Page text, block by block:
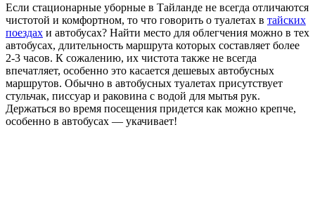
Если стационарные уборные в Тайланде не всегда отличаются
чистотой и комфортном, то что говорить о туалетах в тайских
поездах и автобусах? Найти место для облегчения можно в тех
автобусах, длительность маршрута которых составляет более
2-3 часов. К сожалению, их чистота также не всегда
впечатляет, особенно это касается дешевых автобусных
маршрутов. Обычно в автобусных туалетах присутствует
стульчак, писсуар и раковина с водой для мытья рук.
Держаться во время посещения придется как можно крепче,
особенно в автобусах — укачивает!